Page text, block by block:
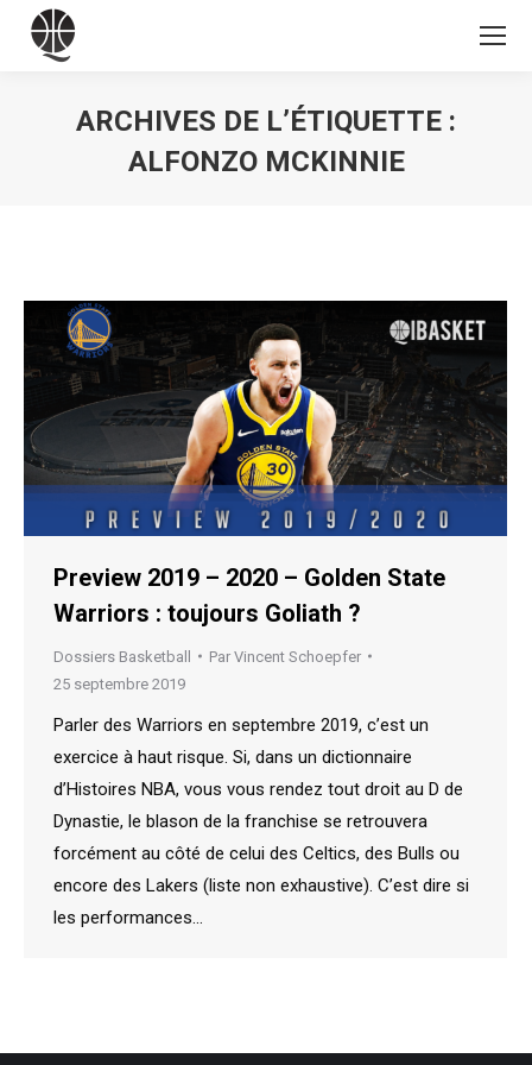
ARCHIVES DE L’ÉTIQUETTE :
ALFONZO MCKINNIE
Preview 2019 – 2020 – Golden State
Warriors : toujours Goliath ?
Dossiers Basketball Par Vincent Schoepfer
25 septembre 2019
Parler des Warriors en septembre 2019, c’est un
exercice à haut risque. Si, dans un dictionnaire
d’Histoires NBA, vous vous rendez tout droit au D de
Dynastie, le blason de la franchise se retrouvera
forcément au côté de celui des Celtics, des Bulls ou
encore des Lakers (liste non exhaustive). C’est dire si
les performances…